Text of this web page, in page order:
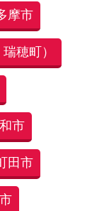
摩市
穂町）
市
田市